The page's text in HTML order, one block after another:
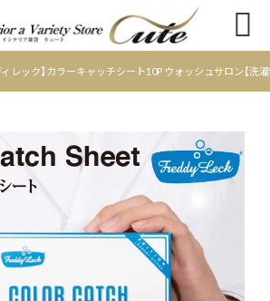

ィレック】カラーキャッチシート10P ウォッシュサロン【洗